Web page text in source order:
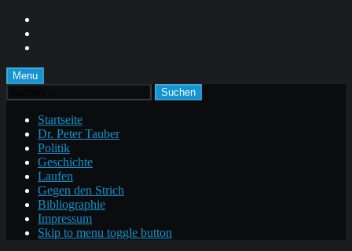
content
footer
Menu
Suchen
nach:
Startseite
Dr. Peter Tauber
Politik
Geschichte
Laufen
Gegen den Strich
Bibliographie
Impressum
Skip to menu toggle button